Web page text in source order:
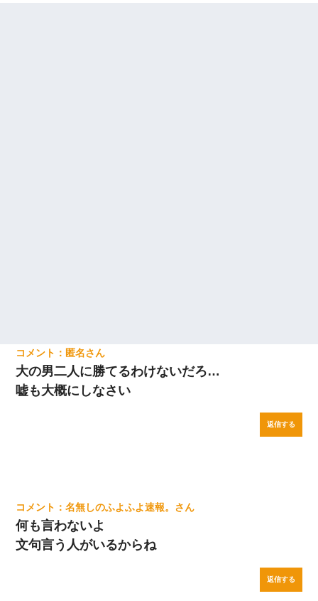
匿名
大の男二人に勝てるわけないだろ…
嘘も大概にしなさい
返信する
名無しのふよふよ速報。
何も言わないよ
文句言う人がいるからね
返信する